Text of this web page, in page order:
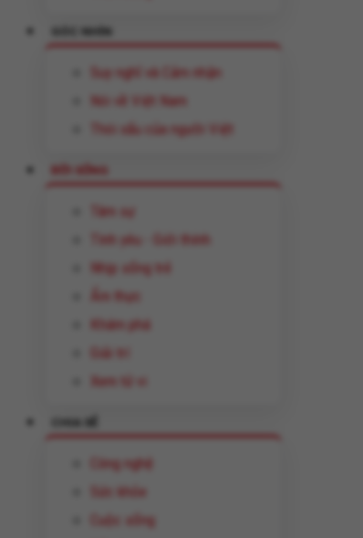
GÓC NHÌN
Suy nghĩ và Cảm nhận
Nói về Việt Nam
Thói xấu của người Việt
ĐỜI SỐNG
Tâm sự
Tình yêu - Giới thính
Nhịp sống trẻ
Ẩm thực
Khám phá
Giải trí
Xem tử vi
CHIA SẺ
Công nghệ
Sức khỏe
Cuộc sống